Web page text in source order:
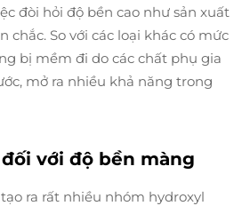
đòi hỏi độ bền cao như sản xuất
So với các loại khác có mức
bị mềm đi do các chất phụ gia
mở ra nhiều khả năng trong
với độ bền màng
ra rất nhiều nhóm hydroxyl